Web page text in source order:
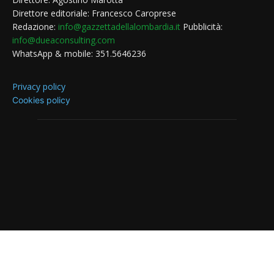
Direttore editoriale: Francesco Caroprese
Redazione: info@gazzettadellalombardia.it Pubblicità:
info@dueaconsulting.com
WhatsApp & mobile: 351.5646236
Privacy policy
Cookies policy